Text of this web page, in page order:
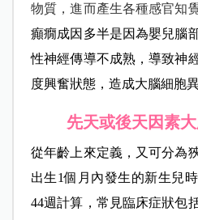
物質，進而產生各種感官知
癲癇成因多半是因為嬰兒腦
性神經傳導不成熟，導致神
度興奮狀態，造成大腦細胞
先天或後天因素
從年齡上來定義，又可分為
出生1個月內發生的新生兒
44週計算，常見臨床症狀包